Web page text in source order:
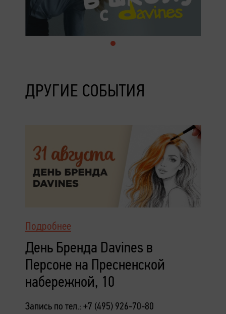
ДРУГИЕ СОБЫТИЯ
Подробнее
День Бренда Davines в
Персоне на Пресненской
набережной, 10
Запись по тел.: +7 (495) 926-70-80